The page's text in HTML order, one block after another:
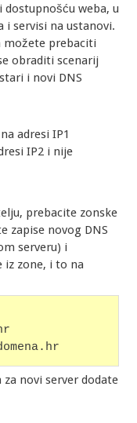
weba, u
i servisi na ustanovi.
možete prebaciti
obraditi scenarij
i novi DNS
adresi IP1
IP2 i nije
prebacite zonske
zapise novog DNS
serveru) i
iz zone, i to na
za novi server dodate